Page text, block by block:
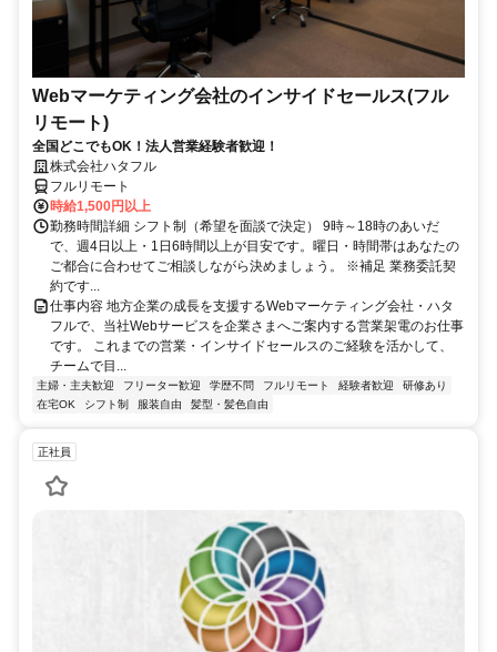
Webマーケティング会社のインサイドセールス(フル
リモート)
全国どこでもOK！法人営業経験者歓迎！
株式会社ハタフル
フルリモート
時給1,500円以上
勤務時間詳細 シフト制（希望を面談で決定） 9時～18時のあいだ
で、週4日以上・1日6時間以上が目安です。曜日・時間帯はあなたの
ご都合に合わせてご相談しながら決めましょう。 ※補足 業務委託契
約です...
仕事内容 地方企業の成長を支援するWebマーケティング会社・ハタ
フルで、当社Webサービスを企業さまへご案内する営業架電のお仕事
です。 これまでの営業・インサイドセールスのご経験を活かして、
チームで目...
主婦・主夫歓迎 フリーター歓迎 学歴不問 フルリモート 経験者歓迎
研修あり
在宅OK
シフト制 服装自由 髪型・髪色自由
正社員